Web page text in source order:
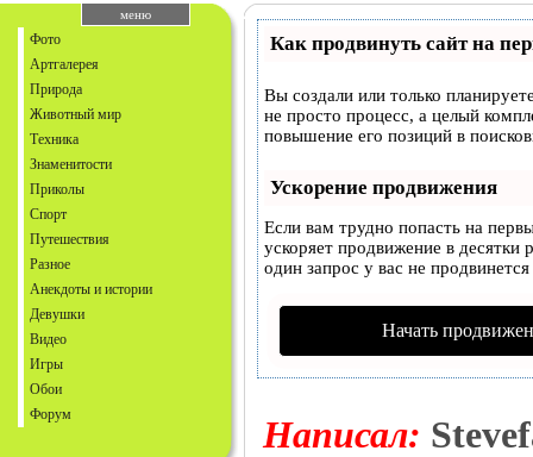
меню
Фото
Артгалерея
Природа
Животный мир
Техника
Знаменитости
Приколы
Спорт
Путешествия
Разное
Анекдоты и истории
Девушки
Видео
Игры
Обои
Форум
Как продвинуть сайт на
Вы создали или только
не просто процесс, а целый
повышение его позиций в
Ускорение продвижения
Если вам трудно попасть на
ускоряет продвижение в десятки
один запрос у вас не
Начать
Hаписал: